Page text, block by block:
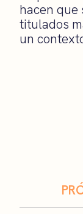
hacen que
titulados
un